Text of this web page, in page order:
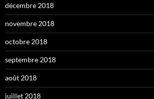
décembre 2018
novembre 2018
octobre 2018
septembre 2018
août 2018
juillet 2018